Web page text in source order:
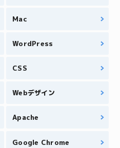
Mac
WordPress
CSS
Webデザイン
Apache
Google Chrome